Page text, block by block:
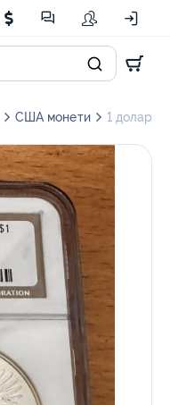
США монети 1 долар